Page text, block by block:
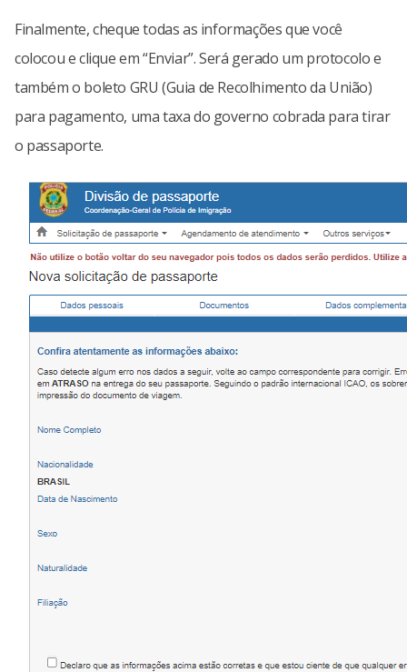
Finalmente, cheque todas as informações que você
colocou e clique em “Enviar”. Será gerado um protocolo e
também o boleto GRU (Guia de Recolhimento da União)
para pagamento, uma taxa do governo cobrada para tirar
o passaporte.